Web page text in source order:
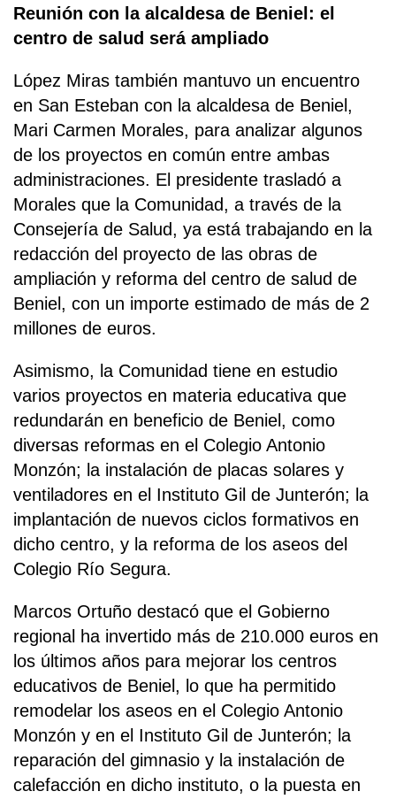
Reunión con la alcaldesa de Beniel: el
centro de salud será ampliado
López Miras también mantuvo un encuentro
en San Esteban con la alcaldesa de Beniel,
Mari Carmen Morales, para analizar algunos
de los proyectos en común entre ambas
administraciones. El presidente trasladó a
Morales que la Comunidad, a través de la
Consejería de Salud, ya está trabajando en la
redacción del proyecto de las obras de
ampliación y reforma del centro de salud de
Beniel, con un importe estimado de más de 2
millones de euros.
Asimismo, la Comunidad tiene en estudio
varios proyectos en materia educativa que
redundarán en beneficio de Beniel, como
diversas reformas en el Colegio Antonio
Monzón; la instalación de placas solares y
ventiladores en el Instituto Gil de Junterón; la
implantación de nuevos ciclos formativos en
dicho centro, y la reforma de los aseos del
Colegio Río Segura.
Marcos Ortuño destacó que el Gobierno
regional ha invertido más de 210.000 euros en
los últimos años para mejorar los centros
educativos de Beniel, lo que ha permitido
remodelar los aseos en el Colegio Antonio
Monzón y en el Instituto Gil de Junterón; la
reparación del gimnasio y la instalación de
calefacción en dicho instituto, o la puesta en